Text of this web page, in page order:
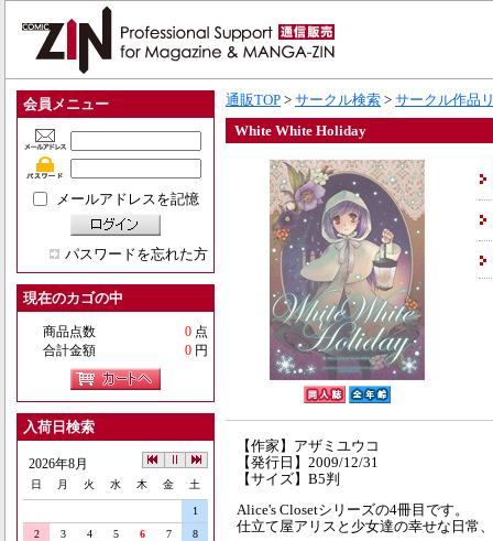
会員メニュー
メールアドレスを記憶
パスワードを忘れた方
現在のカゴの中
商品点数 0 点
合計金額
0 円
入荷日検索
2026年8月
日 月 火 水 木 金 土
1
2
3 4 5 6 7
8
通販TOP > サークル検索 > サークル作品
White White Holiday
【作家】アザミユウコ
【発行日】2009/12/31
【サイズ】B5判
Alice's Closetシリーズの4冊目です。
仕立て屋アリスと少女達の幸せな日常